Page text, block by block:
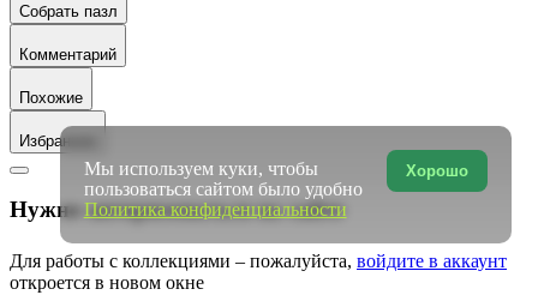
Собрать пазл
Комментарий
Похожие
Избранное
Нужно авторизоваться на сайте
Для работы с коллекциями – пожалуйста, войдите в аккаунт
откроется в новом окне
Хорошо
Мы используем куки, чтобы
пользоваться сайтом было удобно
Политика конфиденциальности